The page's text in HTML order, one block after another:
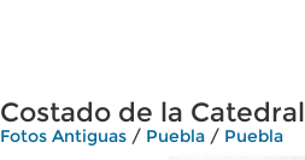
Costado de la Catedral
Fotos Antiguas / Puebla / Puebla